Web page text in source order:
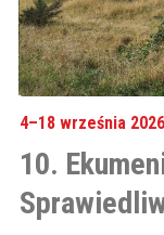
4–18 września 2026
10.